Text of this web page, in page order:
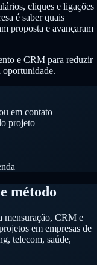
cliques e ligações
é saber quais
proposta e avançaram
e CRM para reduzir
oportunidade.
em contato
projeto
método
mensuração, CRM e
em empresas de
telecom, saúde,